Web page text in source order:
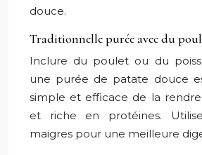
douce.
Traditionnelle purée avec du
Inclure du poulet ou du
une purée de patate douce
simple et efficace de la
et riche en protéines.
maigres pour une meilleure